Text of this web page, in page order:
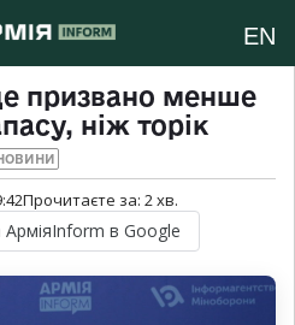
EN
призвано менше
ніж торік
Прочитаєте за: 2хв.
АрміяInform в Google